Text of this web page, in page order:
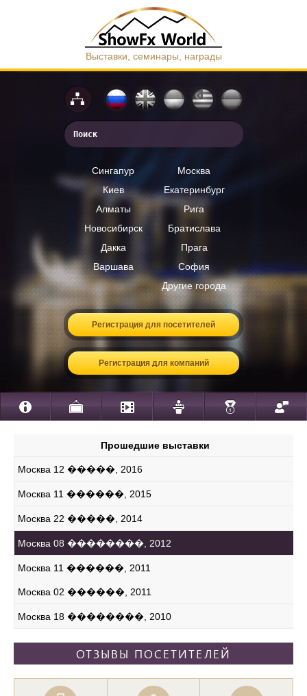
Выставки, семинары, награды
Сингапур
Москва
Киев
Екатеринбург
Алматы
Рига
Новосибирск
Братислава
Дакка
Прага
Варшава
София
Другие города
Регистрация для посетителей
Регистрация для компаний
Прошедшие выставки
Москва 12 �����, 2016
Москва 11 ������, 2015
Москва 22 �����, 2014
Москва 08 ��������, 2012
Москва 11 ������, 2011
Москва 02 ������, 2011
Москва 18 ��������, 2010
ОТЗЫВЫ ПОСЕТИТЕЛЕЙ